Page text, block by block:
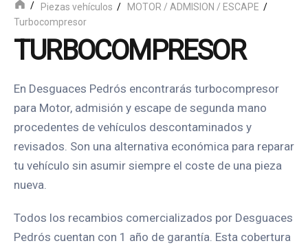
Piezas vehículos
MOTOR / ADMISION / ESCAPE
Turbocompresor
TURBOCOMPRESOR
En Desguaces Pedrós encontrarás turbocompresor
para Motor, admisión y escape de segunda mano
procedentes de vehículos descontaminados y
revisados. Son una alternativa económica para reparar
tu vehículo sin asumir siempre el coste de una pieza
nueva.
Todos los recambios comercializados por Desguaces
Pedrós cuentan con 1 año de garantía. Esta cobertura